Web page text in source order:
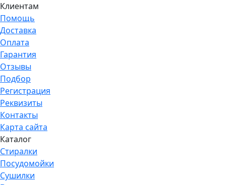
Клиентам
Помощь
Доставка
Оплата
Гарантия
Отзывы
Подбор
Регистрация
Реквизиты
Контакты
Карта сайта
Каталог
Стиралки
Посудомойки
Сушилки